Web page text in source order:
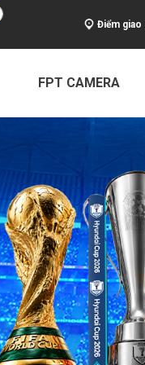
Điểm giao
FPT CAMERA